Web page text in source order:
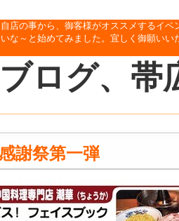
店の事から、御客様がオススメするイ
な～と始めてみました。宜しく御願いい
ログ、帯
謝祭第一弾